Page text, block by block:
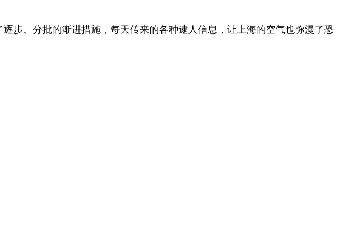
步、分批的渐进措施，每天传来的各种逮人信息，让上海的空气也弥漫了恐